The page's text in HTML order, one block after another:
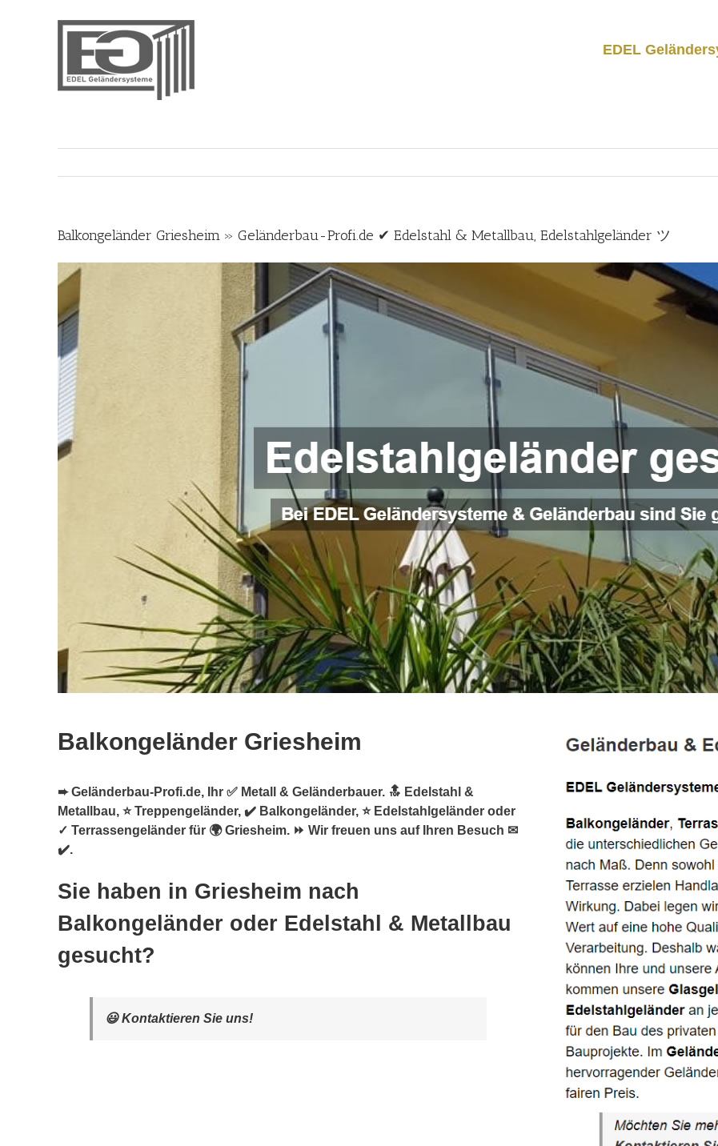
EDEL
Balkongeländer Griesheim » Geländerbau-Profi.de ✔ Edelstahl & Metallbau, Edelstahlgeländer ツ
Balkongeländer Griesheim
➨ Geländerbau-Profi.de, Ihr ✅ Metall & Geländerbauer. 🔝 Edelstahl &
Metallbau, ⭐ Treppengeländer, ✔️ Balkongeländer, ⭐ Edelstahlgeländer oder
✓ Terrassengeländer für 🌍 Griesheim. ⏩ Wir freuen uns auf Ihren Besuch ✉
✔️.
Sie haben in Griesheim nach
Balkongeländer oder Edelstahl & Metallbau
gesucht?
😃 Kontaktieren Sie uns!